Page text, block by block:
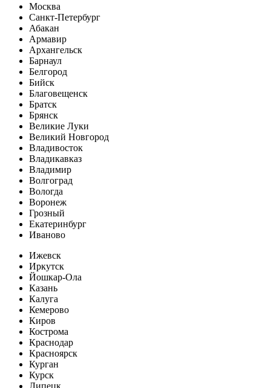
Москва
Санкт-Петербург
Абакан
Армавир
Архангельск
Барнаул
Белгород
Бийск
Благовещенск
Братск
Брянск
Великие Луки
Великий Новгород
Владивосток
Владикавказ
Владимир
Волгоград
Вологда
Воронеж
Грозный
Екатеринбург
Иваново
Ижевск
Иркутск
Йошкар-Ола
Казань
Калуга
Кемерово
Киров
Кострома
Краснодар
Красноярск
Курган
Курск
Липецк